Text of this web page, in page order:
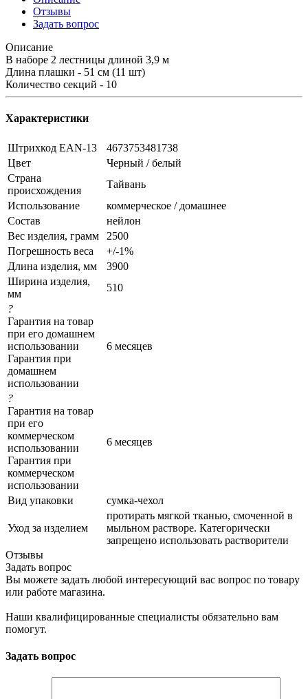
Отзывы
Задать вопрос
Описание
В наборе 2 лестницы длиной 3,9 м
Длина плашки - 51 см (11 шт)
Количество секций - 10
Характеристики
Штрихкод EAN-13
4673753481738
Цвет
Черный / белый
Страна
происхождения
Тайвань
Использование
коммерческое / домашнее
Состав
нейлон
Вес изделия, грамм
2500
Погрешность веса
+/-1%
Длина изделия, мм
3900
Ширина изделия,
мм
510
?
Гарантия на товар
при его домашнем
использовании
Гарантия при
домашнем
использовании
6 месяцев
?
Гарантия на товар
при его
коммерческом
использовании
Гарантия при
коммерческом
использовании
6 месяцев
Вид упаковки сумка-чехол
Уход за изделием
протирать мягкой тканью, смоченной в
мыльном растворе. Категорически
запрещено использовать растворители
Отзывы
Задать вопрос
Вы можете задать любой интересующий вас вопрос по товару
или работе магазина.
Наши квалифицированные специалисты обязательно вам
помогут.
Задать вопрос